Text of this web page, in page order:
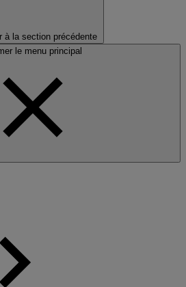
à la section précédente
le menu principal